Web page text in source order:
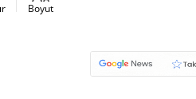
Boyut